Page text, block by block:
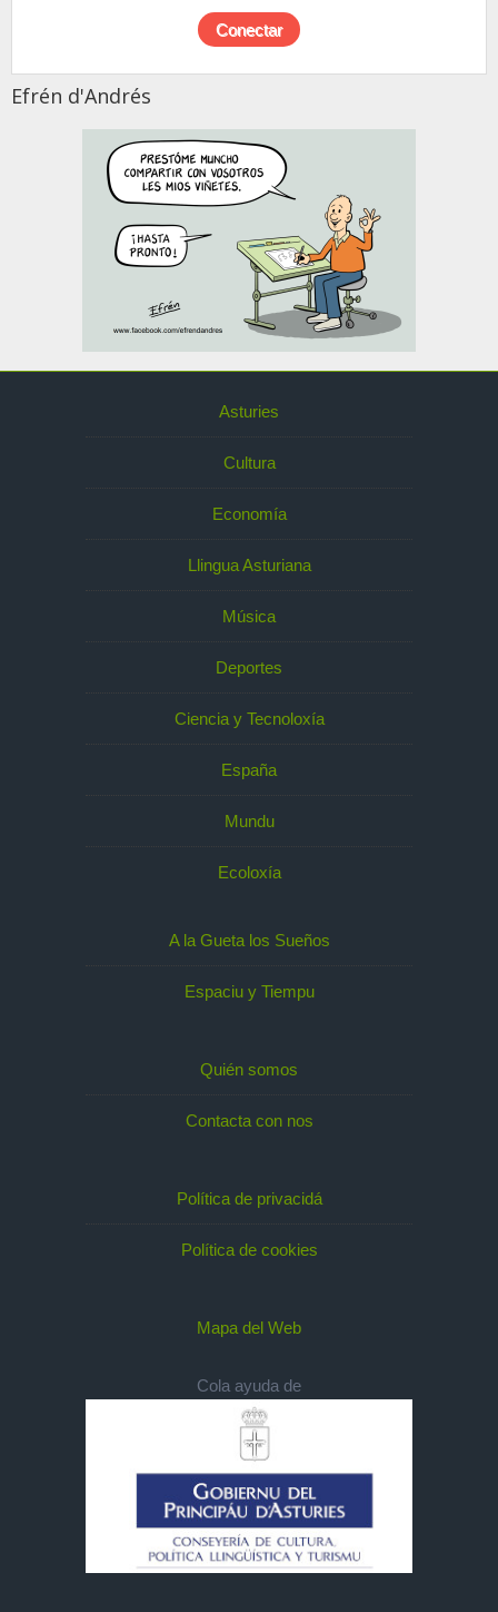
Efrén d'Andrés
Asturies
Cultura
Economía
Llingua Asturiana
Música
Deportes
Ciencia y Tecnoloxía
España
Mundu
Ecoloxía
A la Gueta los Sueños
Espaciu y Tiempu
Quién somos
Contacta con nos
Política de privacidá
Política de cookies
Mapa del Web
Cola ayuda de